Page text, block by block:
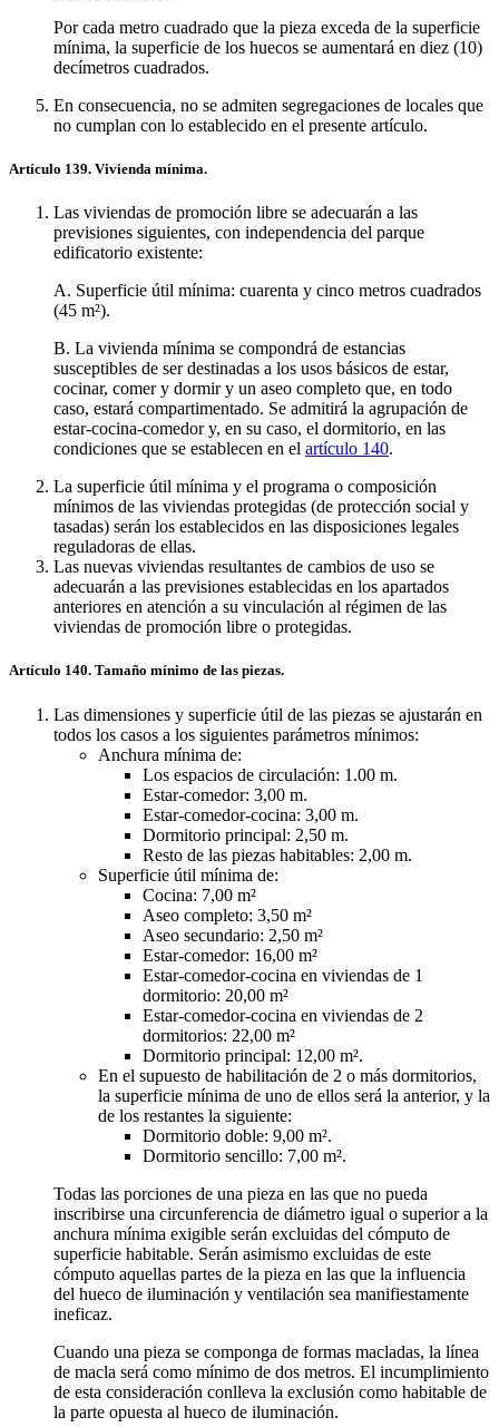
Por cada metro cuadrado que la pieza exceda de la superficie
mínima, la superficie de los huecos se aumentará en diez (10)
decímetros cuadrados.
En consecuencia, no se admiten segregaciones de locales que
no cumplan con lo establecido en el presente artículo.
Artículo 139. Vivienda mínima.
Las viviendas de promoción libre se adecuarán a las
previsiones siguientes, con independencia del parque
edificatorio existente:
A. Superficie útil mínima: cuarenta y cinco metros cuadrados
(45 m²).
B. La vivienda mínima se compondrá de estancias
susceptibles de ser destinadas a los usos básicos de estar,
cocinar, comer y dormir y un aseo completo que, en todo
caso, estará compartimentado. Se admitirá la agrupación de
estar-cocina-comedor y, en su caso, el dormitorio, en las
condiciones que se establecen en el artículo 140.
La superficie útil mínima y el programa o composición
mínimos de las viviendas protegidas (de protección social y
tasadas) serán los establecidos en las disposiciones legales
reguladoras de ellas.
Las nuevas viviendas resultantes de cambios de uso se
adecuarán a las previsiones establecidas en los apartados
anteriores en atención a su vinculación al régimen de las
viviendas de promoción libre o protegidas.
Artículo 140. Tamaño mínimo de las piezas.
Las dimensiones y superficie útil de las piezas se ajustarán en
todos los casos a los siguientes parámetros mínimos:
Anchura mínima de:
Los espacios de circulación: 1.00 m.
Estar-comedor: 3,00 m.
Estar-comedor-cocina: 3,00 m.
Dormitorio principal: 2,50 m.
Resto de las piezas habitables: 2,00 m.
Superficie útil mínima de:
Cocina: 7,00 m²
Aseo completo: 3,50 m²
Aseo secundario: 2,50 m²
Estar-comedor: 16,00 m²
Estar-comedor-cocina en viviendas de 1
dormitorio: 20,00 m²
Estar-comedor-cocina en viviendas de 2
dormitorios: 22,00 m²
Dormitorio principal: 12,00 m².
En el supuesto de habilitación de 2 o más dormitorios,
la superficie mínima de uno de ellos será la anterior, y la
de los restantes la siguiente:
Dormitorio doble: 9,00 m².
Dormitorio sencillo: 7,00 m².
Todas las porciones de una pieza en las que no pueda
inscribirse una circunferencia de diámetro igual o superior a la
anchura mínima exigible serán excluidas del cómputo de
superficie habitable. Serán asimismo excluidas de este
cómputo aquellas partes de la pieza en las que la influencia
del hueco de iluminación y ventilación sea manifiestamente
ineficaz.
Cuando una pieza se componga de formas macladas, la línea
de macla será como mínimo de dos metros. El incumplimiento
de esta consideración conlleva la exclusión como habitable de
la parte opuesta al hueco de iluminación.